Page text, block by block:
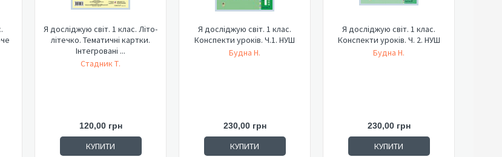
Я досліджую світ. 1 клас. Літо-
літечко. Тематичні картки.
Інтегровані ...
Стадник Т.
120,00 грн
КУПИТИ
Я досліджую світ. 1 клас.
Конспекти уроків. Ч.1. НУШ
Будна Н.
230,00 грн
КУПИТИ
Я досліджую світ. 1 клас.
Конспекти уроків. Ч. 2. НУШ
Будна Н.
230,00 грн
КУПИТИ